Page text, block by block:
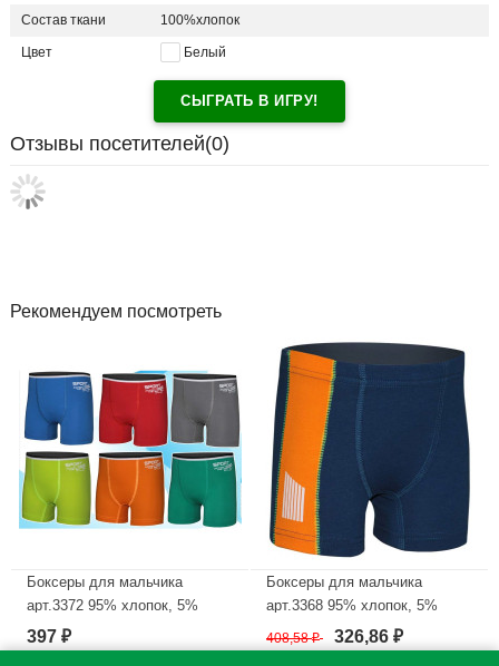
Состав ткани 100%хлопок
Цвет Белый
СЫГРАТЬ В ИГРУ!
Отзывы посетителей(0)
Рекомендуем посмотреть
Боксеры для мальчика
арт.3372 95% хлопок, 5%
эластан цвет ассорти
397 ₽
Боксеры для мальчика
арт.3368 95% хлопок, 5%
эластан цвет ассорти
408,58₽ 326,86 ₽